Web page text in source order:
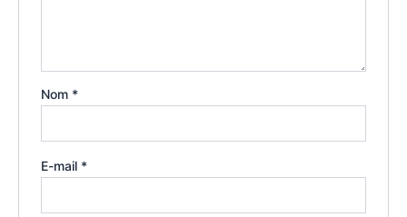
Nom *
E-mail *